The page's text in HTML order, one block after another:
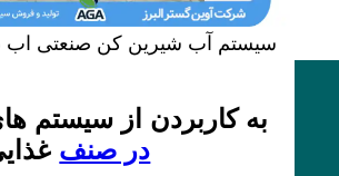
سیستم آب شیرین کن صنعتی اب
به کاربردن از سیستم
در صنف